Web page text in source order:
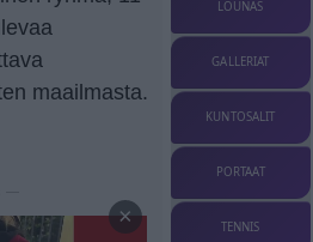
maailmasta.
—
×
LOUNAS
GALLERIAT
KUNTOSALIT
PORTAAT
TENNIS